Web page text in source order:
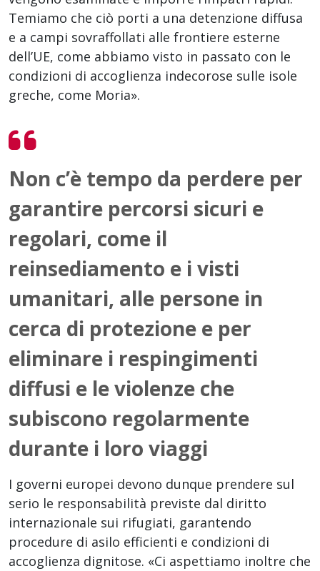
Temiamo che ciò porti a una detenzione diffusa
e a campi sovraffollati alle frontiere esterne
dell’UE, come abbiamo visto in passato con le
condizioni di accoglienza indecorose sulle isole
greche, come Moria».
Non c’è tempo da perdere per
garantire percorsi sicuri e
regolari, come il
reinsediamento e i visti
umanitari, alle persone in
cerca di protezione e per
eliminare i respingimenti
diffusi e le violenze che
subiscono regolarmente
durante i loro viaggi
I governi europei devono dunque prendere sul
serio le responsabilità previste dal diritto
internazionale sui rifugiati, garantendo
procedure di asilo efficienti e condizioni di
accoglienza dignitose. «Ci aspettiamo inoltre che